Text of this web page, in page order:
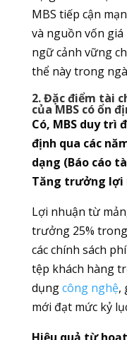
MBS tiếp cận
và nguồn vốn
ngữ cảnh vững
thể này trong
2. Đặc điểm tài
của MBS có ổn
Có, MBS duy trì
định qua các
dạng (Báo cáo
Tăng trưởng lợi
Lợi nhuận từ
trưởng 25%
các chính sách
tệp khách hàng
dụngcông nghệ,
mới đạt mức kỷ